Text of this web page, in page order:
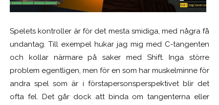
Spelets kontroller är för det mesta smidiga, med några få
undantag. Till exempel hukar jag mig med C-tangenten
och kollar närmare på saker med Shift. Inga större
problem egentligen, men för en som har muskelminne för
andra spel som är i förstapersonsperspektivet blir det
ofta fel. Det går dock att binda om tangenterna eller